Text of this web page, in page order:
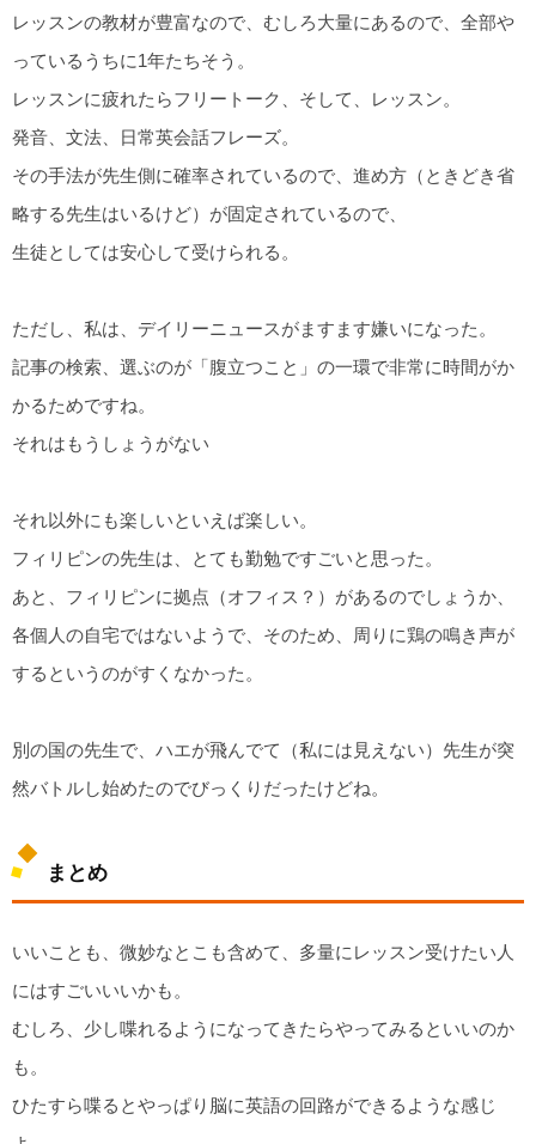
レッスンの教材が豊富なので、むしろ大量にあるので、全部や
っているうちに1年たちそう。
レッスンに疲れたらフリートーク、そして、レッスン。
発音、文法、日常英会話フレーズ。
その手法が先生側に確率されているので、進め方（ときどき省
略する先生はいるけど）が固定されているので、
生徒としては安心して受けられる。
ただし、私は、デイリーニュースがますます嫌いになった。
記事の検索、選ぶのが「腹立つこと」の一環で非常に時間がか
かるためですね。
それはもうしょうがない
それ以外にも楽しいといえば楽しい。
フィリピンの先生は、とても勤勉ですごいと思った。
あと、フィリピンに拠点（オフィス？）があるのでしょうか、
各個人の自宅ではないようで、そのため、周りに鶏の鳴き声が
するというのがすくなかった。
別の国の先生で、ハエが飛んでて（私には見えない）先生が突
然バトルし始めたのでびっくりだったけどね。
まとめ
いいことも、微妙なとこも含めて、多量にレッスン受けたい人
にはすごいいいかも。
むしろ、少し喋れるようになってきたらやってみるといいのか
も。
ひたすら喋るとやっぱり脳に英語の回路ができるような感じ